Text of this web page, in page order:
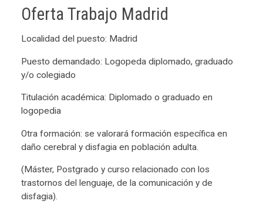
Oferta Trabajo Madrid
Localidad del puesto: Madrid
Puesto demandado: Logopeda diplomado, graduado
y/o colegiado
Titulación académica: Diplomado o graduado en
logopedia
Otra formación: se valorará formación específica en
daño cerebral y disfagia en población adulta.
(Máster, Postgrado y curso relacionado con los
trastornos del lenguaje, de la comunicación y de
disfagia).